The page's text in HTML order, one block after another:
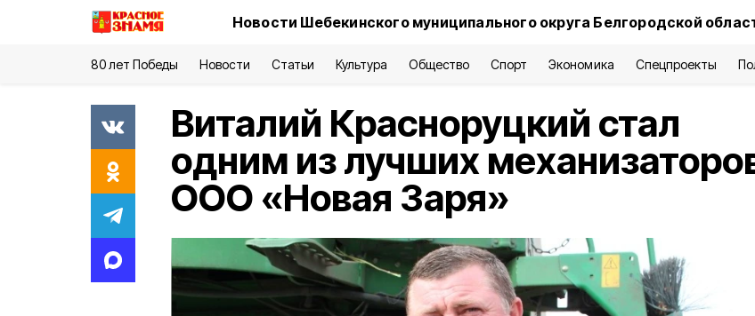
Новости Шебекинского муниципального округа Белгородской
80 лет Победы Новости Статьи Культура Общество Спорт Экономика Спецпроекты
Виталий Красноруцкий стал
одним из лучших
ООО «Новая Заря»